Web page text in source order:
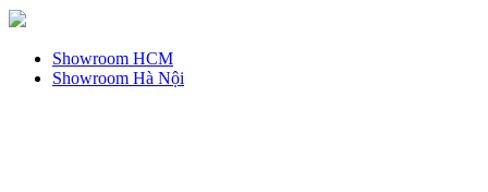
Showroom HCM
Showroom Hà Nội